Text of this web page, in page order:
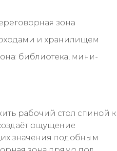
зона
и хранилищем
библиотека, мини-
рабочий стол спиной к
ощущение
значения подобным